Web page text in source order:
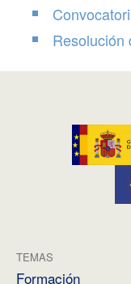
Resolución
TEMAS
Formación